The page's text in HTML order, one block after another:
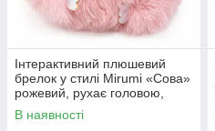
Інтерактивний плюшевий
брелок у стилі Mirumi «Сова»
рожевий, рухає головою,
співає, повторює слова, на
липучках, 17 см
В наявності